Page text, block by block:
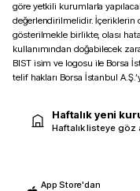
göre yetkili kurumlarla
değerlendirilmelidir. İçeriklerin
gösterilmekle birlikte, olası
kullanımından doğabilecek
BIST isim ve logosu ile Borsa
telif hakları Borsa İstanbul
Haftalık yeni
Haftalık listeye göz
App Store'dan